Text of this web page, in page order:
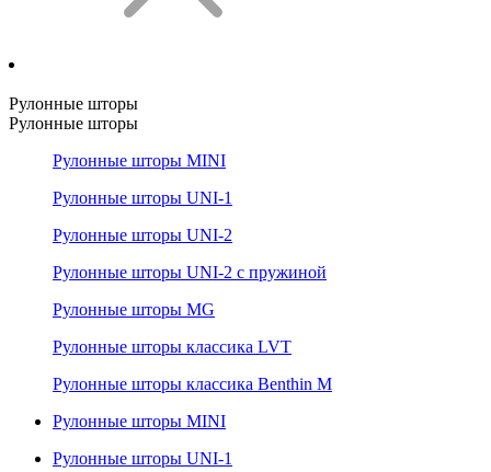
Рулонные шторы
Рулонные шторы
Рулонные шторы MINI
Рулонные шторы UNI-1
Рулонные шторы UNI-2
Рулонные шторы UNI-2 с пружиной
Рулонные шторы MG
Рулонные шторы классика LVT
Рулонные шторы классика Benthin M
Рулонные шторы MINI
Рулонные шторы UNI-1